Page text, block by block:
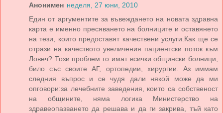
Анонимен неделя, 27 юни, 2010
Един от аргументите за въвеждането на новата здравна
карта е именно пресяването на болниците и оставянето
на тези, които предоставят качествени услуги.Как ще се
отрази на качеството увеличения пациентски поток към
Ловеч? Този проблем го имат всички общински болници,
било със своите АГ, ортопедии, хирургии. Аз иммам
следния въпрос и се чудя дали някой може да ми
опговори:за лечебните заведения, които са собственост
на общините, няма логика Министерство на
здравеопазването да решава и да ги закрива, тъй като